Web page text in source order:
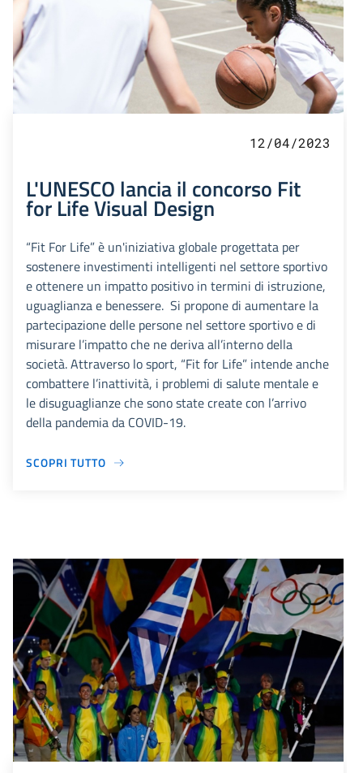
12/04/2023
L'UNESCO lancia il concorso Fit
for Life Visual Design
“Fit For Life” è un'iniziativa globale progettata per
sostenere investimenti intelligenti nel settore sportivo
e ottenere un impatto positivo in termini di istruzione,
uguaglianza e benessere. Si propone di aumentare la
partecipazione delle persone nel settore sportivo e di
misurare l’impatto che ne deriva all’interno della
società. Attraverso lo sport, “Fit for Life” intende anche
combattere l’inattività, i problemi di salute mentale e
le disuguaglianze che sono state create con l’arrivo
della pandemia da COVID-19.
SCOPRI TUTTO